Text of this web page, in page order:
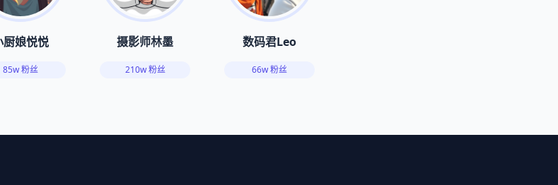
厨娘悦悦
85w 粉丝
摄影师林墨
210w 粉丝
数码君Leo
66w 粉丝